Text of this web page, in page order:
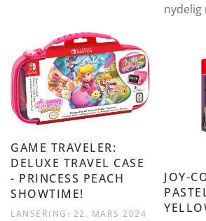
nydelig
GAME TRAVELER:
DELUXE TRAVEL CASE
- PRINCESS PEACH
SHOWTIME!
LANSERING: 22. MARS 2024
JOY-